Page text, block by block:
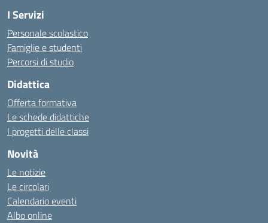
I Servizi
Personale scolastico
Famiglie e studenti
Percorsi di studio
Didattica
Offerta formativa
Le schede didattiche
I progetti delle classi
Novità
Le notizie
Le circolari
Calendario eventi
Albo online